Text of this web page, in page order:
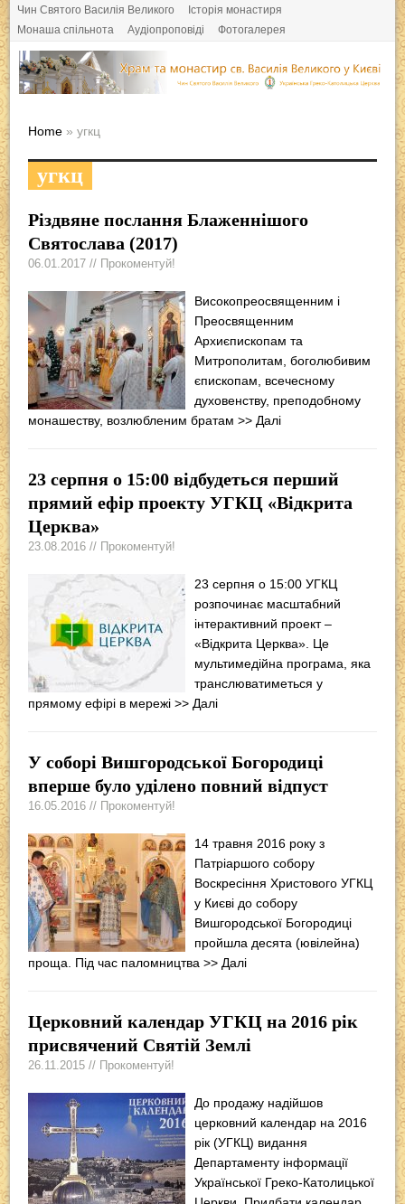
Чин Святого Василія Великого
Історія монастиря
Монаша спільнота
Аудіопроповіді Фотогалерея
Home » угкц
угкц
Різдвяне послання Блаженнішого
Святослава (2017)
06.01.2017 // Прокоментуй!
Високопреосвященним і
Преосвященним
Архиєпископам та
Митрополитам, боголюбивим
єпископам, всечесному
духовенству, преподобному
монашеству, возлюбленим братам>> Далі
23 серпня о 15:00 відбудеться перший
прямий ефір проекту УГКЦ «Відкрита
Церква»
23.08.2016 // Прокоментуй!
23 серпня о 15:00 УГКЦ
розпочинає масштабний
інтерактивний проект –
«Відкрита Церква». Це
мультимедійна програма, яка
транслюватиметься у
прямому ефірі в мережі>> Далі
У соборі Вишгородської Богородиці
вперше було уділено повний відпуст
16.05.2016 // Прокоментуй!
14 травня 2016 року з
Патріаршого собору
Воскресіння Христового УГКЦ
у Києві до собору
Вишгородської Богородиці
пройшла десята (ювілейна)
проща. Під час паломництва>> Далі
Церковний календар УГКЦ на 2016 рік
присвячений Святій Землі
26.11.2015 // Прокоментуй!
До продажу надійшов
церковний календар на 2016
рік (УГКЦ) видання
Департаменту інформації
Української Греко-Католицької